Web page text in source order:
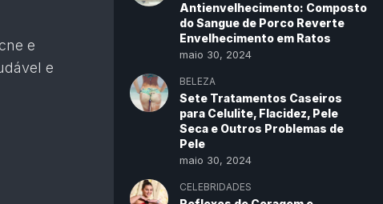
e
e
Antienvelhecimento: Composto
do Sangue de Porco Reverte
Envelhecimento em Ratos
maio 30, 2024
BELEZA
Sete Tratamentos Caseiros
para Celulite, Flacidez, Pele
Seca e Outros Problemas de
Pele
maio 30, 2024
CELEBRIDADES